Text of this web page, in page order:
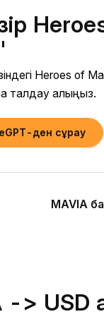
Heroes of
талдау алыңыз.
ден сұрау
MAVIA
-> USD